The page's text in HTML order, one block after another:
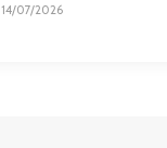
14/07/2026